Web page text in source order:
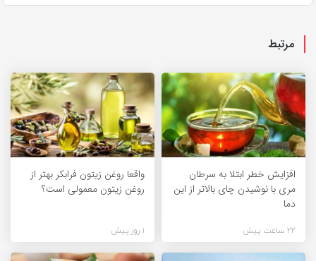
مرتبط
افزایش خطر ابتلا به سرطان
مری با نوشیدن چای بالاتر از این
دما
22 ساعت پیش
واقعا روغن زیتون فرابکر بهتر از
روغن زیتون معمولی است؟
1 روز پیش